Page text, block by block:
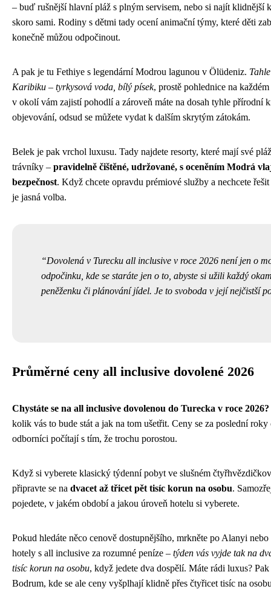
– buď rušnější hlavní pláž s plným servisem, nebo si najít klidnější
skoro sami. Rodiny s dětmi tady ocení animační týmy, které děti
konečně můžou odpočinout.
A pak je tu Fethiye s legendární Modrou lagunou v Ölüdeniz.
Karibiku – tyrkysová voda, bílý písek, prostě pohlednice na
v okolí vám zajistí pohodlí a zároveň máte na dosah tyhle přírodní
objevování, odsud se můžete vydat k dalším skrytým zátokám.
Belek je pak vrchol luxusu. Tady najdete resorty, které mají své
trávníky – pravidelně čištěné, udržované, s oceněním Modrá
bezpečnost. Když chcete opravdu prémiové služby a nechcete
je jasná volba.
Dovolená v Turecku all inclusive v roce 2026 není jen o
odpočinku, kde se staráte jen o to, abyste si užili každý
peněženku či plánování jídel. Je to svoboda v její nejčistší
Průměrné ceny all inclusive dovolené 2026
Chystáte se na all inclusive dovolenou do Turecka v roce 2026?
kolik vás to bude stát a jak na tom ušetřit. Ceny se za poslední roky
odborníci počítají s tím, že trochu porostou.
Když si vyberete klasický týdenní pobyt ve slušném
připravte se na dvacet až třicet pět tisíc korun na osobu.
pojedete, v jakém období a jakou úroveň hotelu si vyberete.
Pokud hledáte něco cenově dostupnějšího, mrkněte po Alanyi
hotely s all inclusive za rozumné peníze – týden vás vyjde tak na
tisíc korun na osobu, když jedete dva dospělí. Máte rádi luxus?
Bodrum, kde se ale ceny vyšplhají klidně přes čtyřicet tisíc na